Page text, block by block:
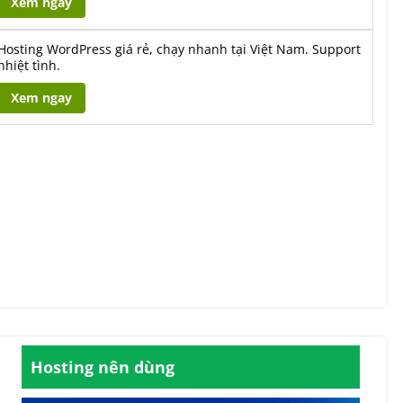
WordPress giá rẻ, chạy nhanh tại Việt Nam. Support
tình.
Xem ngay
Hosting nên dùng